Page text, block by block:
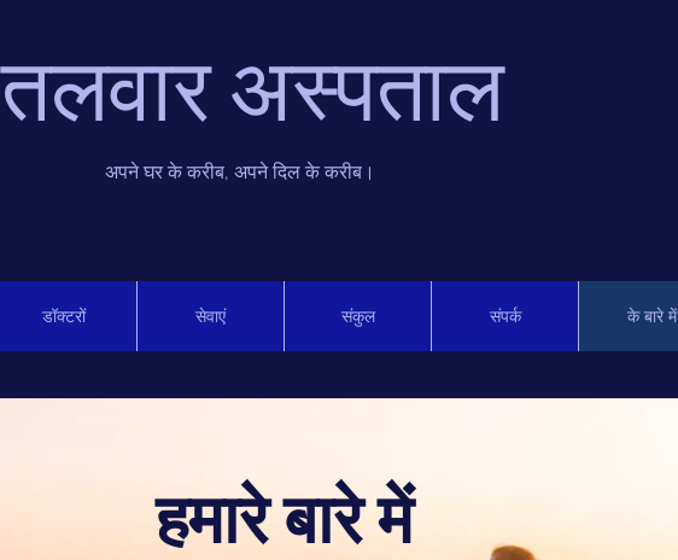
तलवार अस्पताल
अपने घर के करीब, अपने दिल के करीब।
डॉक्टरों सेवाएं संकुल संपर्क के बारे में
हमारे बारे में